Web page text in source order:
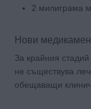
2 милиграма
Нови
За крайния
не съществува
обещаващи